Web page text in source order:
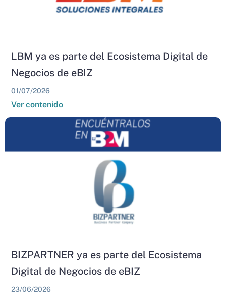
LBM ya es parte del Ecosistema Digital de
Negocios de eBIZ
01/07/2026
Ver contenido
BIZPARTNER ya es parte del Ecosistema
Digital de Negocios de eBIZ
23/06/2026